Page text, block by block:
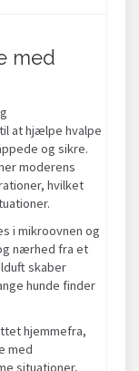
med
at hjælpe hvalpe
og sikre.
moderens
hvilket
i mikroovnen og
nærhed fra et
skaber
hunde finder
hjemmefra,
med
situationer,